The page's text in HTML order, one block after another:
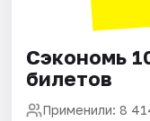
Сэкономь
билетов
Применили: 8